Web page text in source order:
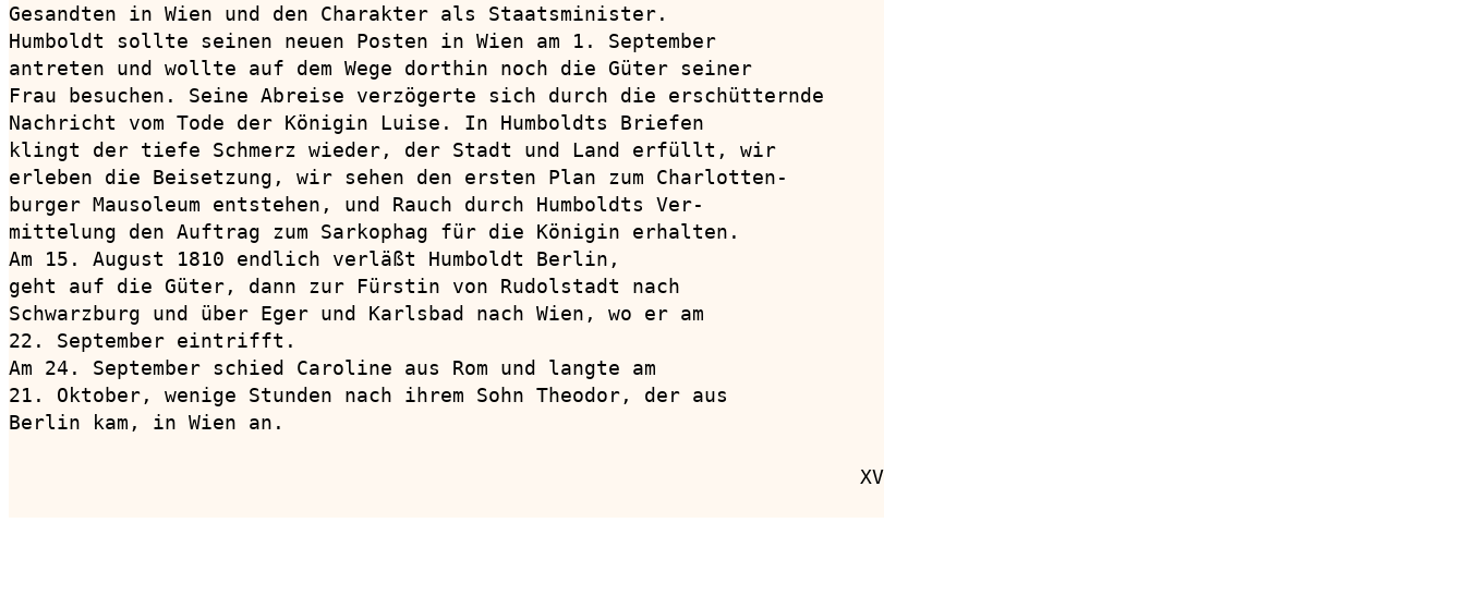
Gesandten in Wien und den Charakter als Staatsminister.
Humboldt sollte seinen neuen Posten in Wien am 1. September
antreten und wollte auf dem Wege dorthin noch die Güter seiner
Frau besuchen. Seine Abreise verzögerte sich durch die erschütternde
Nachricht vom Tode der Königin Luise. In Humboldts Briefen
klingt der tiefe Schmerz wieder, der Stadt und Land erfüllt, wir
erleben die Beisetzung, wir sehen den ersten Plan zum Charlotten-
burger Mausoleum entstehen, und Rauch durch Humboldts Ver-
mittelung den Auftrag zum Sarkophag für die Königin erhalten.
Am 15. August 1810 endlich verläßt Humboldt Berlin,
geht auf die Güter, dann zur Fürstin von Rudolstadt nach
Schwarzburg und über Eger und Karlsbad nach Wien, wo er am
22. September eintrifft.
Am 24. September schied Caroline aus Rom und langte am
21. Oktober, wenige Stunden nach ihrem Sohn Theodor, der aus
Berlin kam, in Wien an.
                                                                       XV